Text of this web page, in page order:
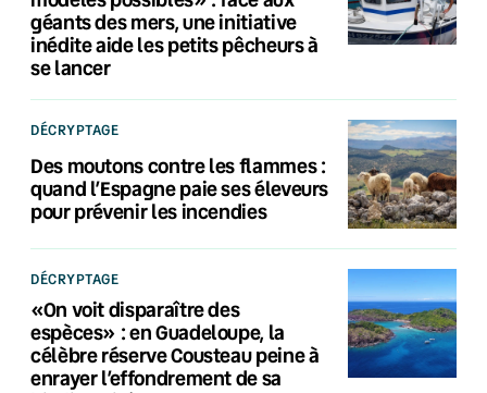
géants des mers, une initiative
inédite aide les petits pêcheurs à
se lancer
DÉCRYPTAGE
Des moutons contre les flammes :
quand l’Espagne paie ses éleveurs
pour prévenir les incendies
DÉCRYPTAGE
«On voit disparaître des
espèces» : en Guadeloupe, la
célèbre réserve Cousteau peine à
enrayer l’effondrement de sa